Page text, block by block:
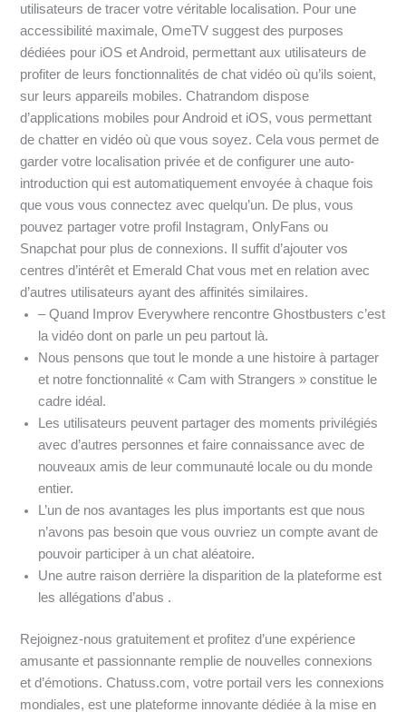
utilisateurs de tracer votre véritable localisation. Pour une
accessibilité maximale, OmeTV suggest des purposes
dédiées pour iOS et Android, permettant aux utilisateurs de
profiter de leurs fonctionnalités de chat vidéo où qu’ils soient,
sur leurs appareils mobiles. Chatrandom dispose
d’applications mobiles pour Android et iOS, vous permettant
de chatter en vidéo où que vous soyez. Cela vous permet de
garder votre localisation privée et de configurer une auto-
introduction qui est automatiquement envoyée à chaque fois
que vous vous connectez avec quelqu’un. De plus, vous
pouvez partager votre profil Instagram, OnlyFans ou
Snapchat pour plus de connexions. Il suffit d’ajouter vos
centres d’intérêt et Emerald Chat vous met en relation avec
d’autres utilisateurs ayant des affinités similaires.
– Quand Improv Everywhere rencontre Ghostbusters c’est
la vidéo dont on parle un peu partout là.
Nous pensons que tout le monde a une histoire à partager
et notre fonctionnalité « Cam with Strangers » constitue le
cadre idéal.
Les utilisateurs peuvent partager des moments privilégiés
avec d’autres personnes et faire connaissance avec de
nouveaux amis de leur communauté locale ou du monde
entier.
L’un de nos avantages les plus importants est que nous
n’avons pas besoin que vous ouvriez un compte avant de
pouvoir participer à un chat aléatoire.
Une autre raison derrière la disparition de la plateforme est
les allégations d’abus .
Rejoignez-nous gratuitement et profitez d’une expérience
amusante et passionnante remplie de nouvelles connexions
et d’émotions. Chatuss.com, votre portail vers les connexions
mondiales, est une plateforme innovante dédiée à la mise en